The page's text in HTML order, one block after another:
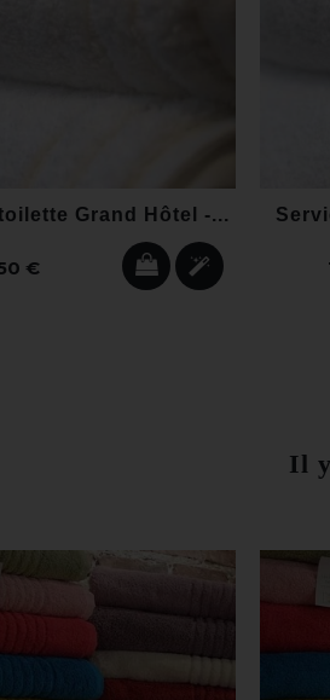
Grand Hôtel -...
€
Il